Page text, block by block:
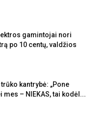
gamintojai nori
po 10 centų, valdžios
kantrybė: „Pone
mes – NIEKAS, tai kodėl...